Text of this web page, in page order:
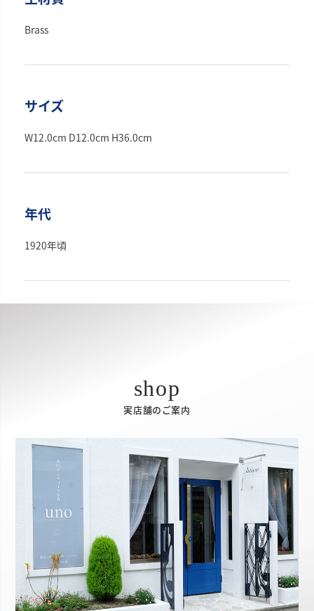
Brass
サイズ
W12.0cm D12.0cm H36.0cm
年代
1920年頃
実店舗のご案内